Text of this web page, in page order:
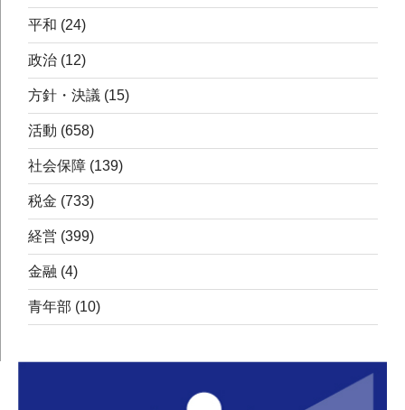
平和 (24)
政治 (12)
方針・決議 (15)
活動 (658)
社会保障 (139)
税金 (733)
経営 (399)
金融 (4)
青年部 (10)